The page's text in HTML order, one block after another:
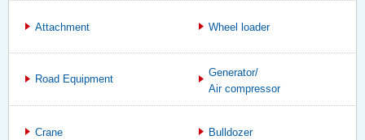
Attachment Wheel loader
Road Equipment
Generator/
Air compressor
Crane Bulldozer